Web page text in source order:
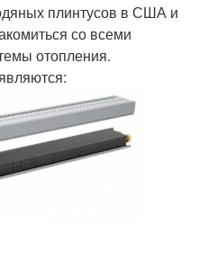
плинтусов в США и
со всеми
отопления.